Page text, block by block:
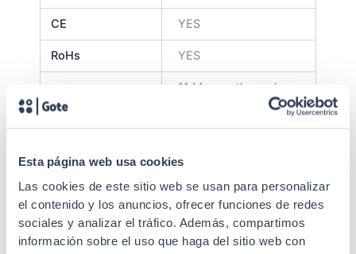
Esta página web usa cookies
Las cookies de este sitio web se usan para personalizar
el contenido y los anuncios, ofrecer funciones de redes
sociales y analizar el tráfico. Además, compartimos
información sobre el uso que haga del sitio web con
CE YES
RoHs YES
11 Magno-thermal
Especificaciones
For electrical
protection. Removable
front frame.
Estándares
EIA/ECA-310-E, IEC
60297-3-100, IEC